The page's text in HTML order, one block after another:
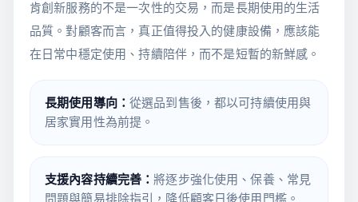
肯創新服務的不是一次性的交易，而是長期使用的生活
品質。對顧客而言，真正值得投入的健康設備，應該能
在日常中穩定使用、持續陪伴，而不是短暫的新鮮感。
長期使用導向： 從選品到售後，都以可持續使用與
居家實用性為前提。
支援內容持續完善：將逐步強化使用、保養、常見
問題與簡易排除指引，降低顧客日後使用門檻。